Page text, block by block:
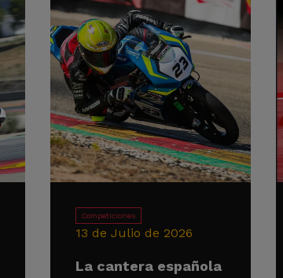
Competiciones
13 de Julio de 2026
La cantera española